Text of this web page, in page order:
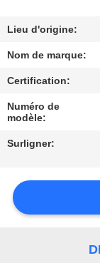
DE
NOUS
VISITE
L'USINE
DE
Lieu d'origine:
Nom de marque:
Certification:
Numéro de
modèle:
Surligner: